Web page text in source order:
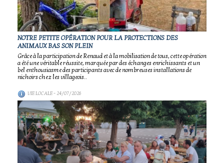
NOTRE PETITE OPÉRATION POUR LA PROTECTIONS DES
ANIMAUX BAS SON PLEIN
Grâce à la participation de Renaud et à la mobilisation de tous, cette opération
a été une véritable réussite, marquée par des échanges enrichissants et un
bel enthousiasme des participants avec de nombreuses installations de
nichoirs chez les villageois..
VIE LOCALE- 24/07/2026